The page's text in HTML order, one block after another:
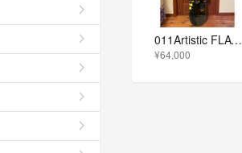
011Artistic FLAT SPIN LIMITED FLUXバインセット
¥64,000